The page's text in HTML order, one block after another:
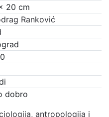
20 cm
Ranković
dobro
antropologija i